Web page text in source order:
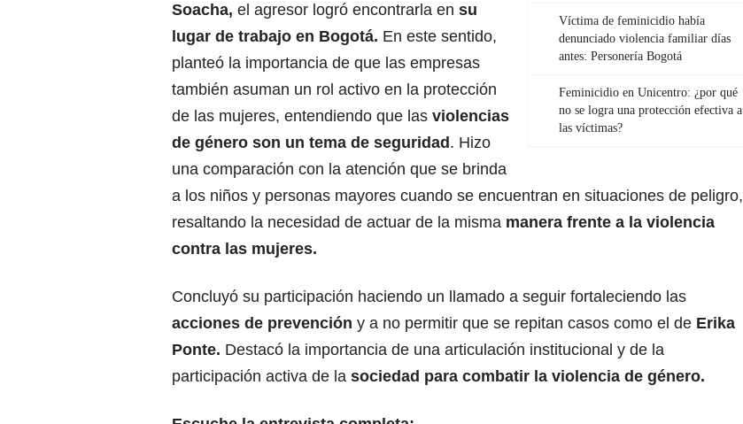
Víctima de feminicidio había
denunciado violencia familiar días
antes: Personería Bogotá
Feminicidio en Unicentro: ¿por qué
no se logra una protección efectiva a
las víctimas?
Soacha, el agresor logró encontrarla en su
lugar de trabajo en Bogotá. En este sentido,
planteó la importancia de que las empresas
también asuman un rol activo en la protección
de las mujeres, entendiendo que las violencias
de género son un tema de seguridad . Hizo
una comparación con la atención que se brinda
a los niños y personas mayores cuando se encuentran en situaciones de peligro,
resaltando la necesidad de actuar de la misma manera frente a la violencia
contra las mujeres.
Concluyó su participación haciendo un llamado a seguir fortaleciendo las
acciones de prevención y a no permitir que se repitan casos como el de Erika
Ponte. Destacó la importancia de una articulación institucional y de la
participación activa de la sociedad para combatir la violencia de género.